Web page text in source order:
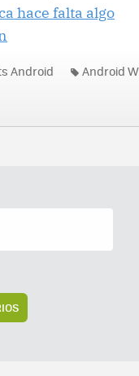
hace falta algo
Android Android